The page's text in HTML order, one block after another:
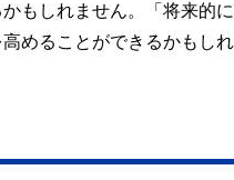
もしれません。「将来的
めることができるかもしれ